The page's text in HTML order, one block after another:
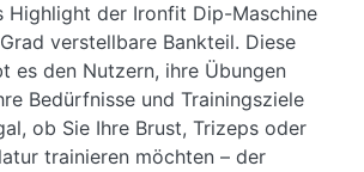
Highlight der Ironfit Dip-Maschine
verstellbare Bankteil. Diese
es den Nutzern, ihre Übungen
Bedürfnisse und Trainingsziele
ob Sie Ihre Brust, Trizeps oder
trainieren möchten – der